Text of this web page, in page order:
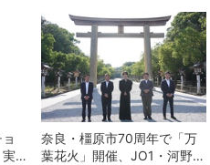
実
奈良・橿原市70周年で「万
葉花火」開催、JO1・河野純